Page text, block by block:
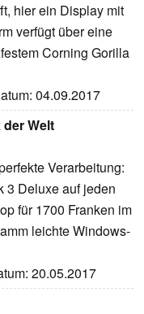
hier ein Display mit
verfügt über eine
Corning Gorilla
04.09.2017
Welt
Verarbeitung:
3 Deluxe auf jeden
für 1700 Franken im
leichte Windows-
20.05.2017